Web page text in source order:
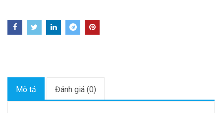
Mô tả Đánh giá (0)